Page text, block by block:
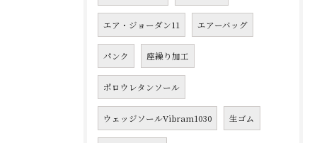
エア・ジョーダン11 エアーバッグ
パンク 座繰り加工
ポロウレタンソール
ウェッジソールVibram1030 生ゴム